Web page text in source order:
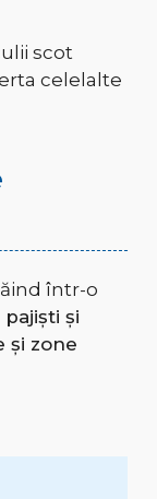
scot
celelalte
într-o
pajiști și
și zone